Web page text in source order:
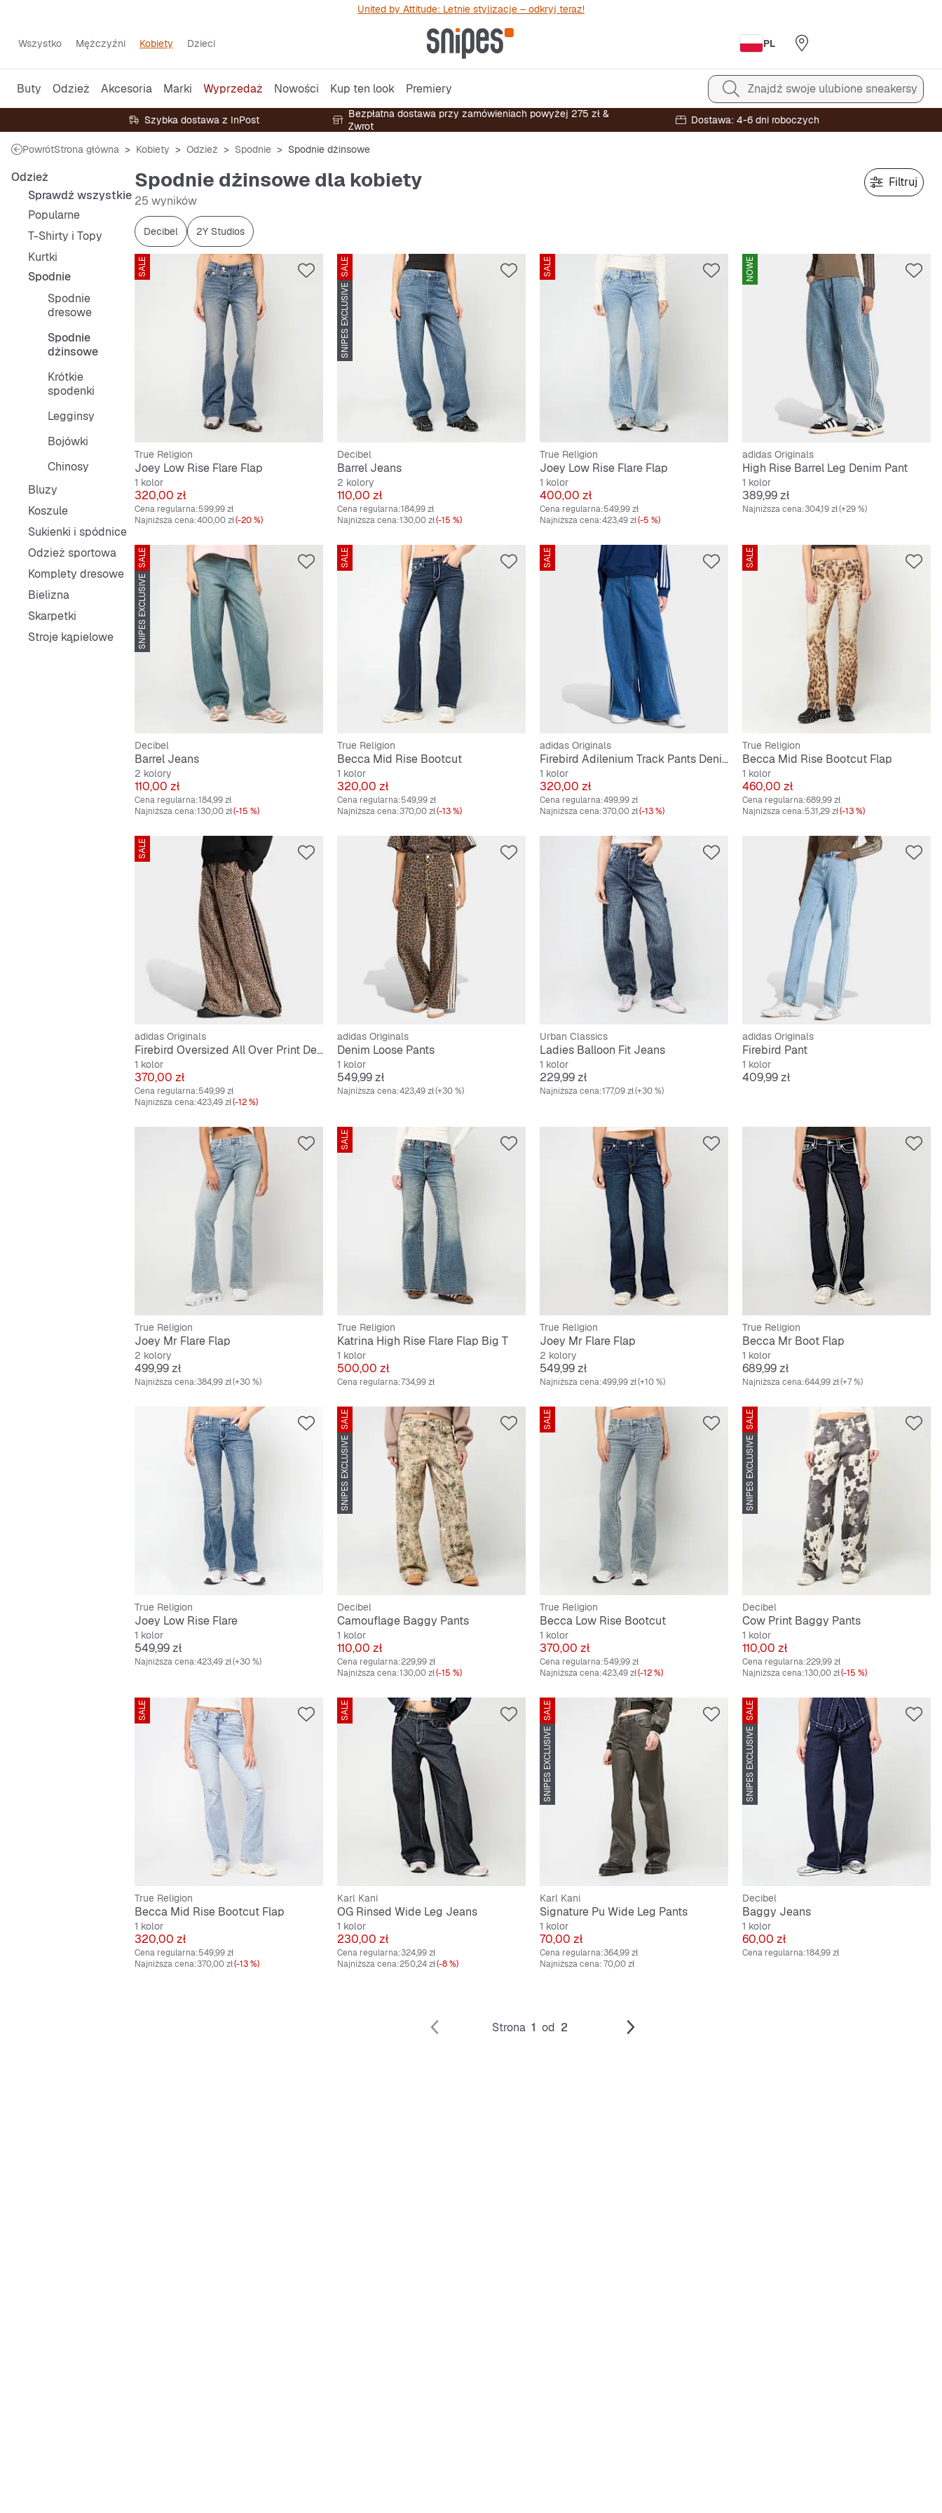
United by Attitude: Letnie stylizacje – odkryj teraz!
Wszystko Mężczyźni Kobiety Dzieci PL
Buty Odzież Akcesoria Marki Wyprzedaż Nowości Kup ten look Premiery Znajdź swoje ulubione sneakersy
Szybka dostawa z InPost
Bezpłatna dostawa przy zamówieniach powyżej 275 zł &
Zwrot
Dostawa: 4-6 dni roboczych
PowrótStrona główna Kobiety Odzież Spodnie Spodnie dżinsowe
Odzież
Sprawdź wszystkie
Popularne
T-Shirty i Topy
Kurtki
Spodnie
Spodnie
dresowe
Spodnie
dżinsowe
Krótkie
spodenki
Legginsy
Bojówki
Chinosy
Bluzy
Koszule
Sukienki i spódnice
Odzież sportowa
Komplety dresowe
Bielizna
Skarpetki
Stroje kąpielowe
Spodnie dżinsowe dla kobiety
25 wyników
Filtruj
Decibel 2Y Studios
SALE
True Religion
Joey Low Rise Flare Flap
1 kolor
Cena
320,00 zł
Cena regularna:599,99 zł
Najniższa cena:400,00 zł(-20 %)
SALE
SNIPES EXCLUSIVE
Decibel
Barrel Jeans
2 kolory
Cena
110,00 zł
Cena regularna:184,99 zł
Najniższa cena:130,00 zł(-15 %)
SALE
True Religion
Joey Low Rise Flare Flap
1 kolor
Cena
400,00 zł
Cena regularna:549,99 zł
Najniższa cena:423,49 zł(-5 %)
NOWE
adidas Originals
High Rise Barrel Leg Denim Pant
1 kolor
Cena
389,99 zł
Najniższa cena:304,19 zł(+29 %)
SALE
SNIPES EXCLUSIVE
Decibel
Barrel Jeans
2 kolory
Cena
110,00 zł
Cena regularna:184,99 zł
Najniższa cena:130,00 zł(-15 %)
SALE
True Religion
Becca Mid Rise Bootcut
1 kolor
Cena
320,00 zł
Cena regularna:549,99 zł
Najniższa cena:370,00 zł(-13 %)
SALE
adidas Originals
Firebird Adilenium Track Pants Denim
1 kolor
Cena
320,00 zł
Cena regularna:499,99 zł
Najniższa cena:370,00 zł(-13 %)
SALE
True Religion
Becca Mid Rise Bootcut Flap
1 kolor
Cena
460,00 zł
Cena regularna:689,99 zł
Najniższa cena:531,29 zł(-13 %)
SALE
adidas Originals
Firebird Oversized All Over Print Denim Pants
1 kolor
Cena
370,00 zł
Cena regularna:549,99 zł
Najniższa cena:423,49 zł(-12 %)
adidas Originals
Denim Loose Pants
1 kolor
Cena
549,99 zł
Najniższa cena:423,49 zł(+30 %)
Urban Classics
Ladies Balloon Fit Jeans
1 kolor
Cena
229,99 zł
Najniższa cena:177,09 zł(+30 %)
adidas Originals
Firebird Pant
1 kolor
Cena
409,99 zł
True Religion
Joey Mr Flare Flap
2 kolory
Cena
499,99 zł
Najniższa cena:384,99 zł(+30 %)
SALE
True Religion
Katrina High Rise Flare Flap Big T
1 kolor
Cena
500,00 zł
Cena regularna:734,99 zł
True Religion
Joey Mr Flare Flap
2 kolory
Cena
549,99 zł
Najniższa cena:499,99 zł(+10 %)
True Religion
Becca Mr Boot Flap
1 kolor
Cena
689,99 zł
Najniższa cena:644,99 zł(+7 %)
True Religion
Joey Low Rise Flare
1 kolor
Cena
549,99 zł
Najniższa cena:423,49 zł(+30 %)
SALE
SNIPES EXCLUSIVE
Decibel
Camouflage Baggy Pants
1 kolor
Cena
110,00 zł
Cena regularna:229,99 zł
Najniższa cena:130,00 zł(-15 %)
SALE
True Religion
Becca Low Rise Bootcut
1 kolor
Cena
370,00 zł
Cena regularna:549,99 zł
Najniższa cena:423,49 zł(-12 %)
SALE
SNIPES EXCLUSIVE
Decibel
Cow Print Baggy Pants
1 kolor
Cena
110,00 zł
Cena regularna:229,99 zł
Najniższa cena:130,00 zł(-15 %)
SALE
True Religion
Becca Mid Rise Bootcut Flap
1 kolor
Cena
320,00 zł
Cena regularna:549,99 zł
Najniższa cena:370,00 zł(-13 %)
SALE
Karl Kani
OG Rinsed Wide Leg Jeans
1 kolor
Cena
230,00 zł
Cena regularna:324,99 zł
Najniższa cena:250,24 zł(-8 %)
SALE
SNIPES EXCLUSIVE
Karl Kani
Signature Pu Wide Leg Pants
1 kolor
Cena
70,00 zł
Cena regularna:364,99 zł
Najniższa cena:70,00 zł
SALE
SNIPES EXCLUSIVE
Decibel
Baggy Jeans
1 kolor
Cena
60,00 zł
Cena regularna:184,99 zł
Strona 1 od 2